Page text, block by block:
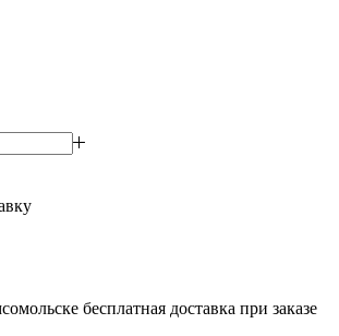
бесплатная доставка при заказе